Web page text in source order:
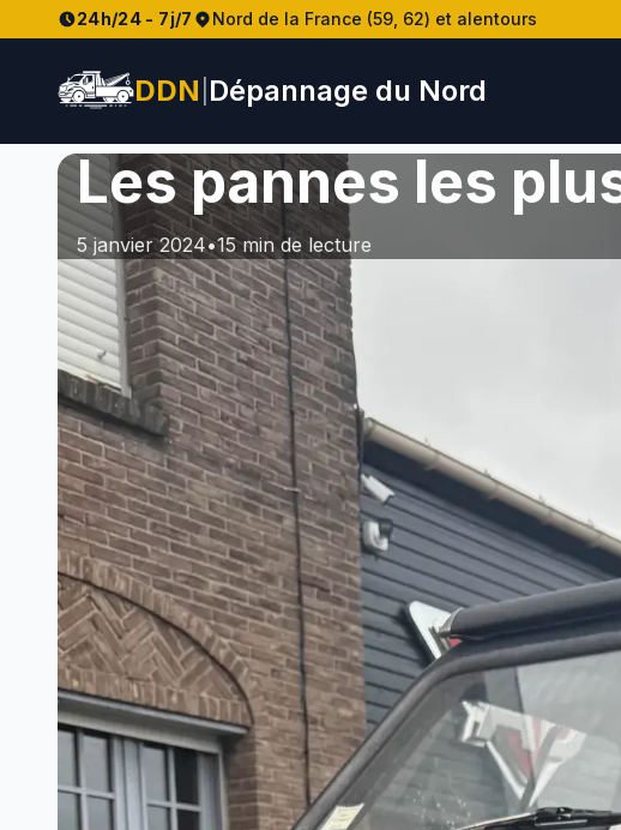
24h/24 - 7j/7 Nord de la France (59, 62) et alentours
DDN Dépannage du Nord
Les pannes les
5 janvier 2024•15min de lecture